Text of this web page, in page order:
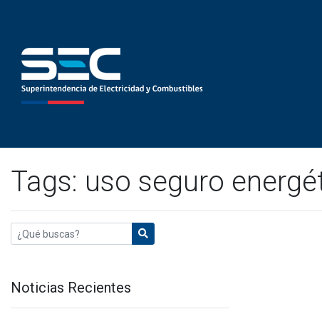
Tags: uso seguro
Noticias Recientes